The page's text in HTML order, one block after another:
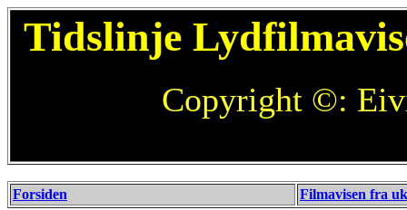
Tidslinje
Copyright ©:
Forsiden Filmavisen fra